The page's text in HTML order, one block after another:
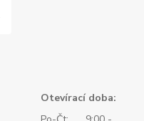
Otevírací doba: